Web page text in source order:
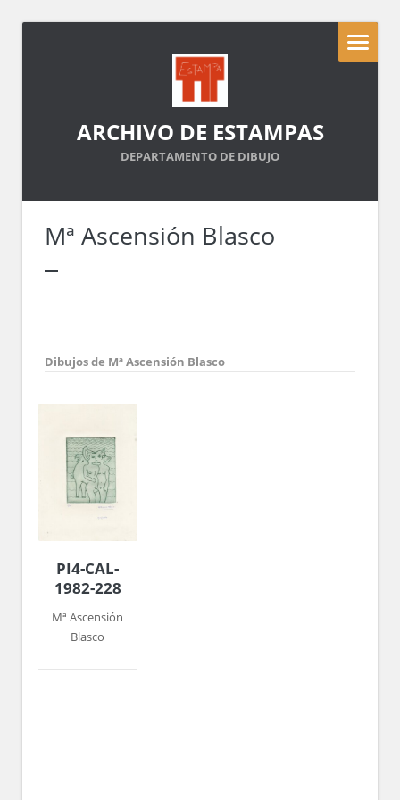
ARCHIVO DE ESTAMPAS
DEPARTAMENTO DE DIBUJO
Mª Ascensión Blasco
Dibujos de Mª Ascensión Blasco
PI4-CAL-
1982-228
Mª Ascensión
Blasco